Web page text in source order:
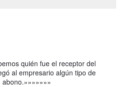
quién fue el receptor del
al empresario algún tipo de